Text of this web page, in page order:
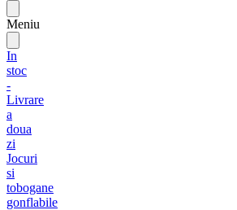
Meniu
In
stoc
-
Livrare
a
doua
zi
Jocuri
si
tobogane
gonflabile